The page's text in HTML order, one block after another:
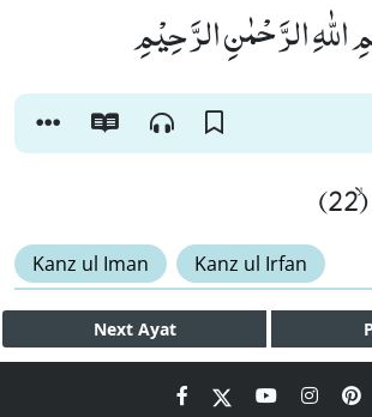
اللّٰهِ الرَّحْمٰنِ الرَّحِیْمِ
Kanz ul Iman Kanz ul Irfan
Next Ayat